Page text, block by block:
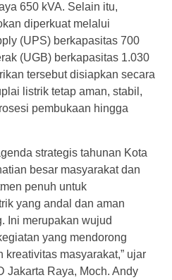
650 kVA. Selain itu,
diperkuat melalui
(UPS) berkapasitas 700
(UGB) berkapasitas 1.030
tersebut disiapkan secara
listrik tetap aman, stabil,
pembukaan hingga
strategis tahunan Kota
besar masyarakat dan
penuh untuk
yang andal dan aman
Ini merupakan wujud
yang mendorong
masyarakat,” ujar
Jakarta Raya, Moch. Andy